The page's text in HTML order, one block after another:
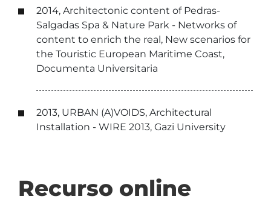
2014, Architectonic content of Pedras-
Salgadas Spa & Nature Park - Networks of
content to enrich the real, New scenarios for
the Touristic European Maritime Coast,
Documenta Universitaria
2013, URBAN (A)VOIDS, Architectural
Installation - WIRE 2013, Gazi University
Recurso online